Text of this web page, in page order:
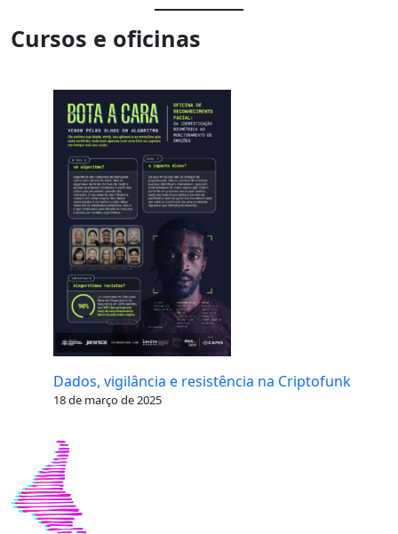
Cursos e oficinas
Dados, vigilância e resistência na Criptofunk
18 de março de 2025